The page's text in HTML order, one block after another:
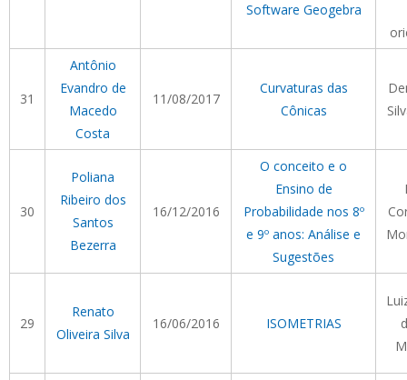
Software Geogebra
31
Antônio
Evandro de
Macedo
Costa
11/08/2017
Curvaturas das
Cônicas
30
Poliana
Ribeiro dos
Santos
Bezerra
16/12/2016
O conceito e o
Ensino de
Probabilidade nos 8º
e 9º anos: Análise e
Sugestões
29
Renato
Oliveira Silva
16/06/2016 ISOMETRIAS